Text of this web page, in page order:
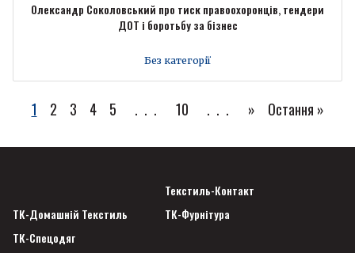
Олександр Соколовський про тиск правоохоронців, тендери
ДОТ і боротьбу за бізнес
Без категорії
1 2 3 4 5 ... 10 ... » Остання »
Текстиль-Контакт
ТК-Домашній Текстиль
ТК-Фурнітура
ТК-Спецодяг